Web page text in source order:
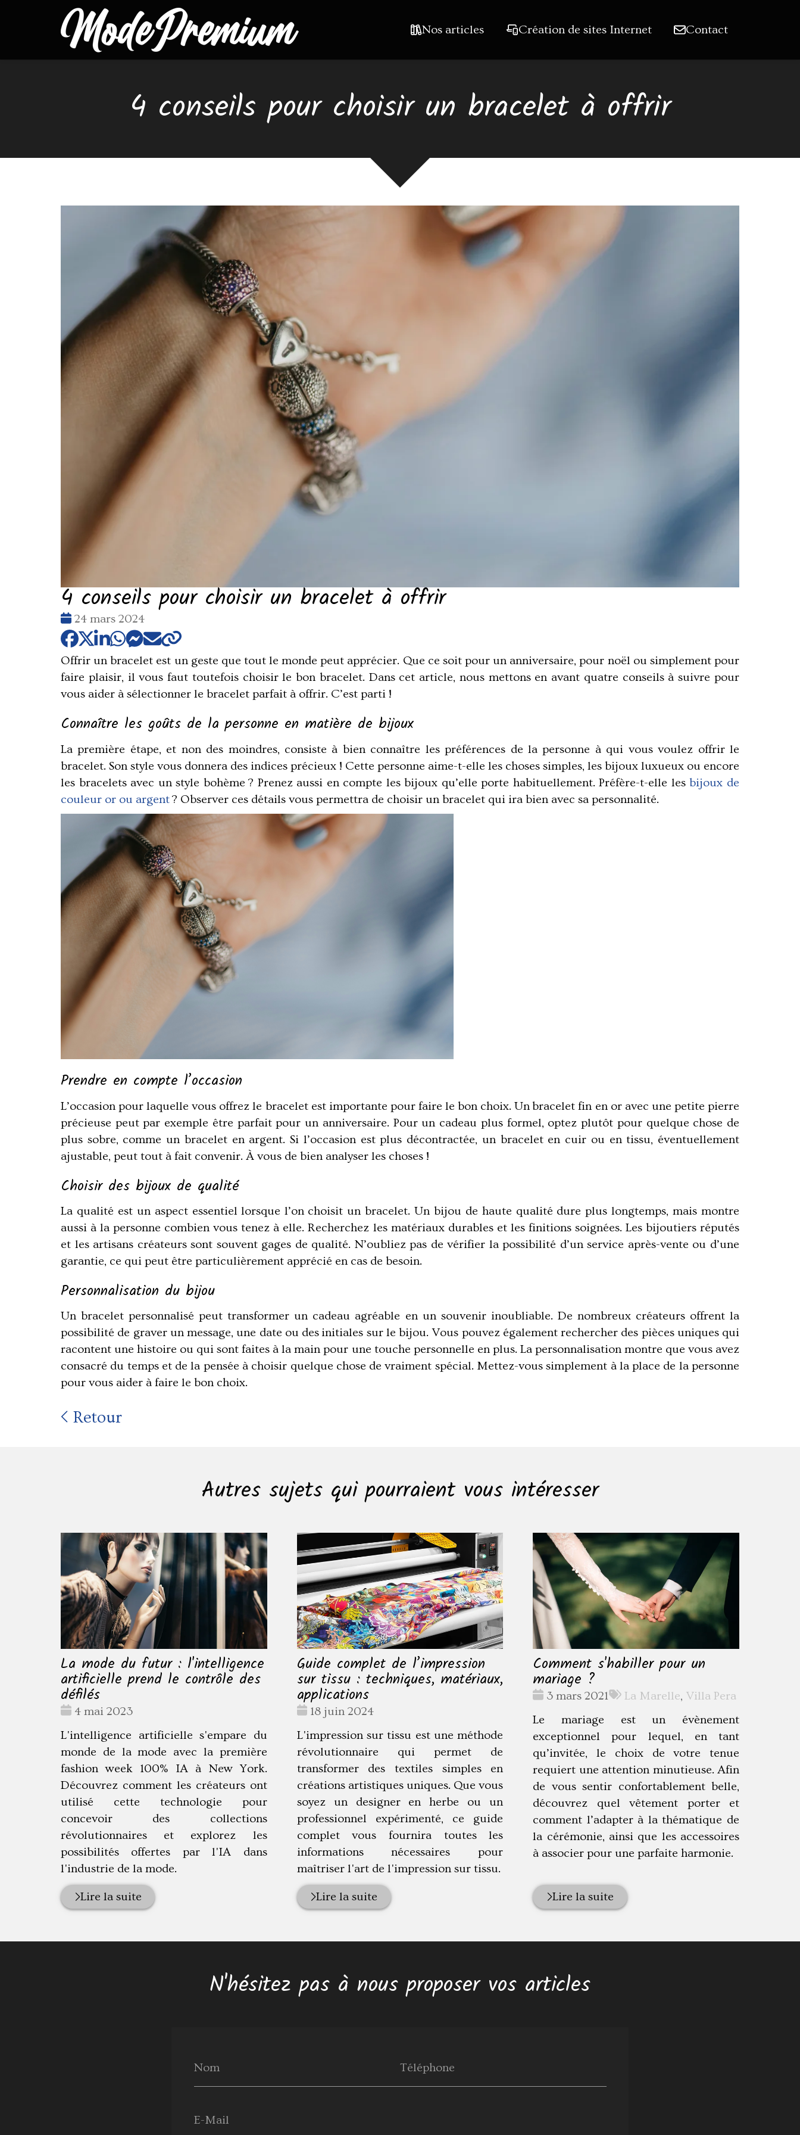
Nos articles Création de sites Internet Contact
4 conseils pour choisir un bracelet à offrir
4 conseils pour choisir un bracelet à offrir
Date
:
24 mars 2024
Offrir un bracelet est un geste que tout le monde peut apprécier. Que ce soit pour un anniversaire, pour noël ou simplement pour
faire plaisir, il vous faut toutefois choisir le bon bracelet. Dans cet article, nous mettons en avant quatre conseils à suivre pour
vous aider à sélectionner le bracelet parfait à offrir. C’est parti !
Connaître les goûts de la personne en matière de bijoux
La première étape, et non des moindres, consiste à bien connaître les préférences de la personne à qui vous voulez offrir le
bracelet. Son style vous donnera des indices précieux ! Cette personne aime-t-elle les choses simples, les bijoux luxueux ou encore
les bracelets avec un style bohème ? Prenez aussi en compte les bijoux qu’elle porte habituellement. Préfère-t-elle lesbijoux de
couleur or ou argent? Observer ces détails vous permettra de choisir un bracelet qui ira bien avec sa personnalité.
Prendre en compte l’occasion
L’occasion pour laquelle vous offrez le bracelet est importante pour faire le bon choix. Unbracelet fin en oravec une petite pierre
précieuse peut par exemple être parfait pour un anniversaire. Pour un cadeau plus formel, optez plutôt pour quelque chose de
plus sobre, comme un bracelet en argent. Si l’occasion est plus décontractée, un bracelet en cuir ou en tissu, éventuellement
ajustable, peut tout à fait convenir. À vous de bien analyser les choses !
Choisir des bijoux de qualité
La qualité est un aspect essentiel lorsque l’on choisit un bracelet. Un bijou de haute qualité dure plus longtemps, mais montre
aussi à la personne combien vous tenez à elle. Recherchez les matériaux durables et les finitions soignées. Les bijoutiers réputés
et les artisans créateurs sont souvent gages de qualité. N’oubliez pas de vérifier la possibilité d’un service après-vente ou d’une
garantie, ce qui peut être particulièrement apprécié en cas de besoin.
Personnalisation du bijou
Un bracelet personnalisé peut transformer un cadeau agréable en un souvenir inoubliable. De nombreux créateurs offrent la
possibilité de graver un message, une date ou desinitiales sur le bijou. Vous pouvez également rechercher des pièces uniques qui
racontent une histoire ou qui sont faites à la main pour une touche personnelle en plus. La personnalisation montre que vous avez
consacré du temps et de la pensée à choisir quelque chose de vraiment spécial. Mettez-vous simplement à la place de la personne
pour vous aider à faire le bon choix.
Retour
Autres sujets qui pourraient vous intéresser
La mode du futur : l'intelligence
artificielle prend le contrôle des
défilés
Date
4 mai 2023
L'intelligence artificielle s'empare du
monde de la mode avec la première
fashion week 100% IA à New York.
Découvrez comment les créateurs ont
utilisé cette technologie pour
concevoir des collections
révolutionnaires et explorez les
possibilités offertes par l'IA dans
l'industrie de la mode.
Lire la suite
Guide complet de l’impression
sur tissu : techniques, matériaux,
applications
Date
18 juin 2024
L'impression sur tissu est une méthode
révolutionnaire qui permet de
transformer des textiles simples en
créations artistiques uniques. Que vous
soyez un designer en herbe ou un
professionnel expérimenté, ce guide
complet vous fournira toutes les
informations nécessaires pour
maîtriser l'art de l'impression sur tissu.
Lire la suite
Comment s'habiller pour un
mariage ?
Date
3 mars 2021
Tags
La Marelle, Villa Pera
Le mariage est un évènement
exceptionnel pour lequel, en tant
qu’invitée, le choix de votre tenue
requiert une attention minutieuse. Afin
de vous sentir confortablement belle,
découvrez quel vêtement porter et
comment l’adapter à la thématique de
la cérémonie, ainsi que les accessoires
à associer pour une parfaite harmonie.
Lire la suite
N'hésitez pas à nous proposer vos articles
Nom Téléphone
E-Mail